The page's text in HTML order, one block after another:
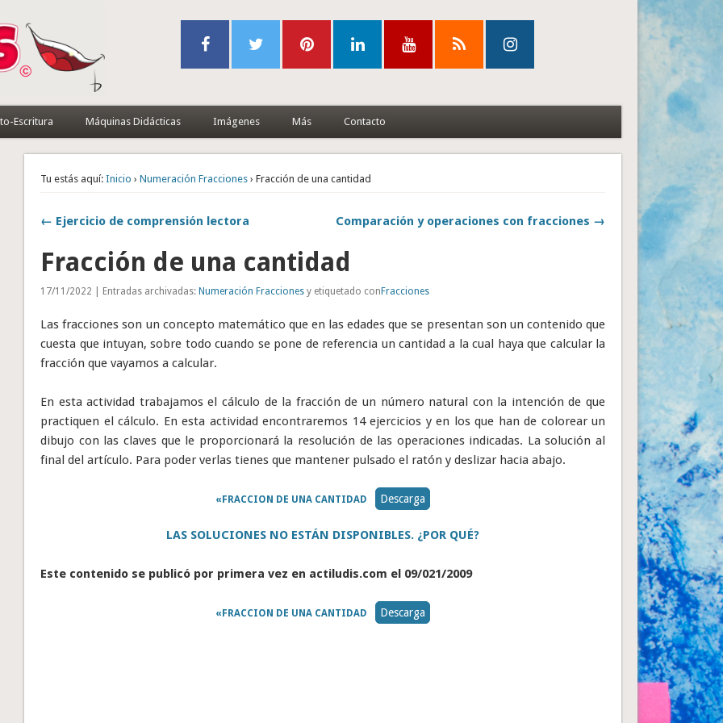
Escritura Máquinas Didácticas Imágenes Más Contacto
Tu estás aquí: Inicio ›Numeración Fracciones › Fracción de una cantidad
← Ejercicio de comprensión lectora Comparación y operaciones con fracciones →
Fracción de una cantidad
17/11/2022 | Entradas archivadas:Numeración Fracciones y etiquetado conFracciones
Las fracciones son un concepto matemático que en las edades que se presentan son un contenido que
cuesta que intuyan, sobre todo cuando se pone de referencia un cantidad a la cual haya que calcular la
fracción que vayamos a calcular.
En esta actividad trabajamos el cálculo de la fracción de un número natural con la intención de que
practiquen el cálculo. En esta actividad encontraremos 14 ejercicios y en los que han de colorear un
dibujo con las claves que le proporcionará la resolución de las operaciones indicadas. La solución al
final del artículo. Para poder verlas tienes que mantener pulsado el ratón y deslizar hacia abajo.
«FRACCION DE UNA CANTIDAD Descarga
LAS SOLUCIONES NO ESTÁN DISPONIBLES. ¿POR QUÉ?
Este contenido se publicó por primera vez en actiludis.com el 09/021/2009
«FRACCION DE UNA CANTIDAD Descarga